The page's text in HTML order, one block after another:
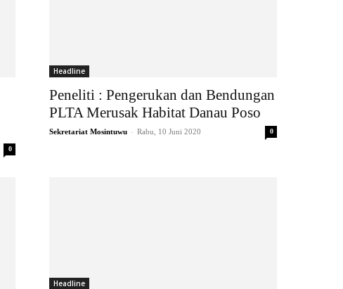
0
Headline
Peneliti : Pengerukan dan Bendungan
PLTA Merusak Habitat Danau Poso
Sekretariat Mosintuwu - Rabu, 10 Juni 2020 0
Headline